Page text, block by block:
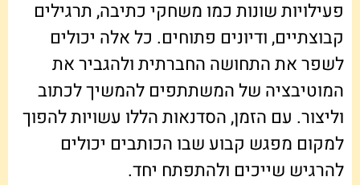
פעילויות שונות כמו משחקי כתיבה, תרגילים
קבוצתיים, ודיונים פתוחים. כל אלה יכולים
לשפר את התחושה החברתית ולהגביר את
המוטיבציה של המשתתפים להמשיך לכתוב
וליצור. עם הזמן, הסדנאות הללו עשויות להפוך
למקום מפגש קבוע שבו הכותבים יכולים
להרגיש שייכים ולהתפתח יחד.